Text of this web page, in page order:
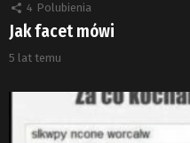
4 Polubienia
Jak facet mówi
5 lat temu